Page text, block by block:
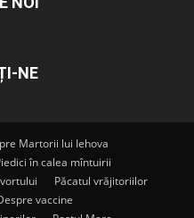
NE
Martorii lui Iehova
în calea mîntuirii
Păcatul vrăjitoriilor
vaccine